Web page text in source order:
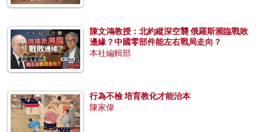
陳文鴻教授：北約縱深空襲 俄羅斯瀕臨戰敗
邊緣？中國零部件能左右戰局走向？
本社編輯部
行為不檢 培育教化才能治本
陳家偉